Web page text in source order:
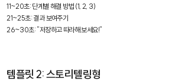
11~20초: 단계별 해결 방법 (1, 2, 3)
21~25초: 결과 보여주기
26~30초: "저장하고 따라해 보세요!"
템플릿 2: 스토리텔링형